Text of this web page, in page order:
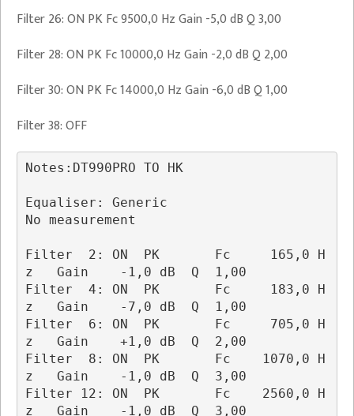
Filter 26: ON PK Fc 9500,0 Hz Gain -5,0 dB Q 3,00
Filter 28: ON PK Fc 10000,0 Hz Gain -2,0 dB Q 2,00
Filter 30: ON PK Fc 14000,0 Hz Gain -6,0 dB Q 1,00
Filter 38: OFF
Notes:DT990PRO TO HK
Equaliser: Generic
No measurement
Filter  2: ON  PK       Fc     165,0 H
z   Gain    -1,0 dB  Q  1,00
Filter  4: ON  PK       Fc     183,0 H
z   Gain    -7,0 dB  Q  1,00
Filter  6: ON  PK       Fc     705,0 H
z   Gain    +1,0 dB  Q  2,00
Filter  8: ON  PK       Fc    1070,0 H
z   Gain    -1,0 dB  Q  3,00
Filter 12: ON  PK       Fc    2560,0 H
z   Gain    -1,0 dB  Q  3,00